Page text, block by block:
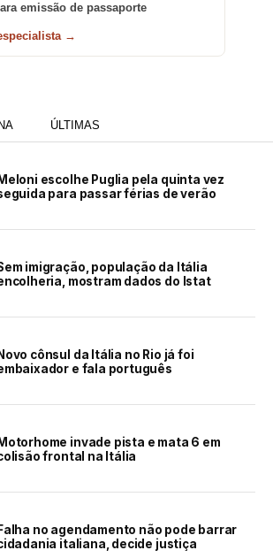
emissão de passaporte
→
ÚLTIMAS
Meloni escolhe Puglia pela quinta vez
para passar férias de verão
imigração, população da Itália
mostram dados do Istat
Novo cônsul da Itália no Rio já foi
e fala português
Motorhome invade pista e mata 6 em
frontal na Itália
Falha no agendamento não pode barrar
italiana, decide justiça